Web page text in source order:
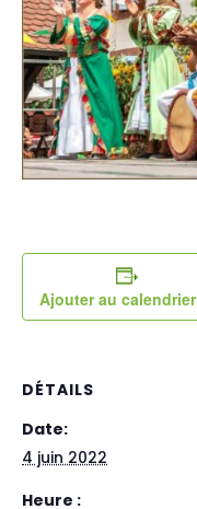
Ajouter au calendrier
DÉTAILS
Date:
4 juin 2022
Heure :